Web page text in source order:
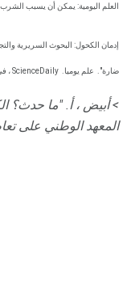
العلم اليومية: يمكن أن يسبب الشرب
إدمان الكحول: البحوث السريرية
ضارة". علم يوميا. ScienceDaily ، في 16 نيسان 2012.
> أبيض ، أ. "ما حدث؟
المعهد الوطني على